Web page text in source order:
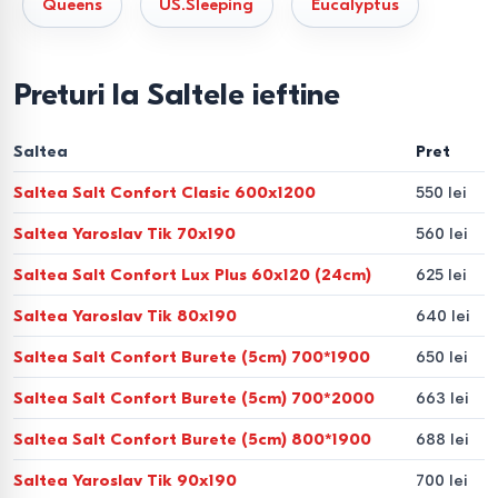
greutate
alegerea rigidității la întâmplare. Pentru ca salteaua să
Greutate până la 60 kg (constituție fragilă, copii,
persoane în vârstă).Se potrivesc perfect modelele
fără arcuri sau saltelele cu o suprafață moderat de
moale. Umpluturile din spumă vâscoelastică cu efect de
memorie sau din latex natural perforat învăluie delicat
corpul, nu strangulează vasele de sânge și nu perturbă
circulația sanguină în articulații.
Greutate de la 60 până la 90 kg (constituție
Queens US.Sleeping Eucalyptus
Preturi la Saltele ieftine
Saltea Pret
Saltea Salt Confort Clasic 600x1200 550 lei
Saltea Yaroslav Tik 70x190 560 lei
Saltea Salt Confort Lux Plus 60x120 (24cm) 625 lei
Saltea Yaroslav Tik 80x190 640 lei
Saltea Salt Confort Burete (5cm) 700*1900 650 lei
Saltea Salt Confort Burete (5cm) 700*2000 663 lei
Saltea Salt Confort Burete (5cm) 800*1900 688 lei
Saltea Yaroslav Tik 90x190 700 lei